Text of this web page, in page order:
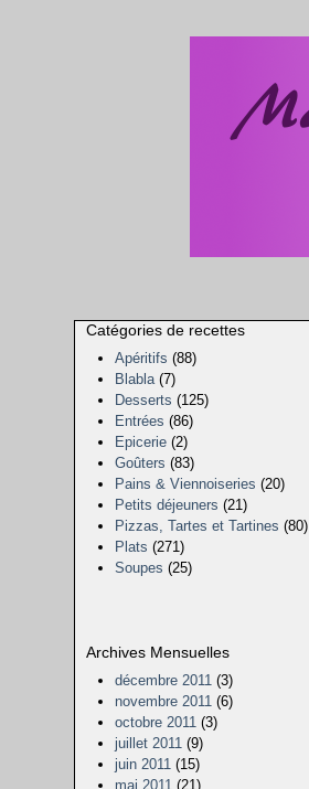
Catégories de recettes
Apéritifs (88)
Blabla (7)
Desserts (125)
Entrées (86)
Epicerie (2)
Goûters (83)
Pains & Viennoiseries (20)
Petits déjeuners (21)
Pizzas, Tartes et Tartines (80)
Plats (271)
Soupes (25)
Archives Mensuelles
décembre 2011 (3)
novembre 2011 (6)
octobre 2011 (3)
juillet 2011 (9)
juin 2011 (15)
mai 2011 (21)